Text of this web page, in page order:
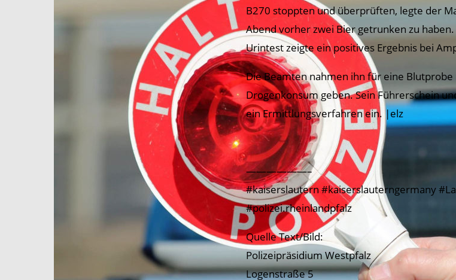
B270 stoppten und überprüften, legte der
Abend vorher zwei Bier getrunken zu
Urintest zeigte ein positives Ergebnis bei
Die Beamten nahmen ihn für eine
Drogenkonsum geben. Sein Führerschein
ein Ermittlungsverfahren ein. |elz
——————–
#kaiserslautern #kaiserslauterngermany
#polizei.rheinlandpfalz
Quelle Text/Bild:
Polizeipräsidium Westpfalz
Logenstraße 5